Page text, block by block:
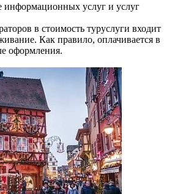
информационных услуг и услуг
в стоимость туруслуги входит
Как правило, оплачивается в
оформления.